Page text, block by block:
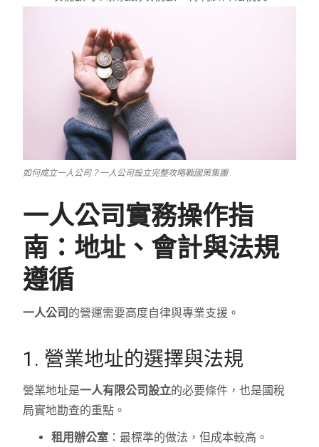
如何成立一人公司？一人公司設立完整攻略戰國策集團
一人公司實務操作指
南：地址、會計與法規
遵循
一人公司 的營運需要高度自律與專業支援。
1. 營業地址的選擇與法規
營業地址是一人有限公司設立的必要條件，也是國稅
局實地勘查的重點。
租用辦公室 ：最標準的做法，但成本較高。